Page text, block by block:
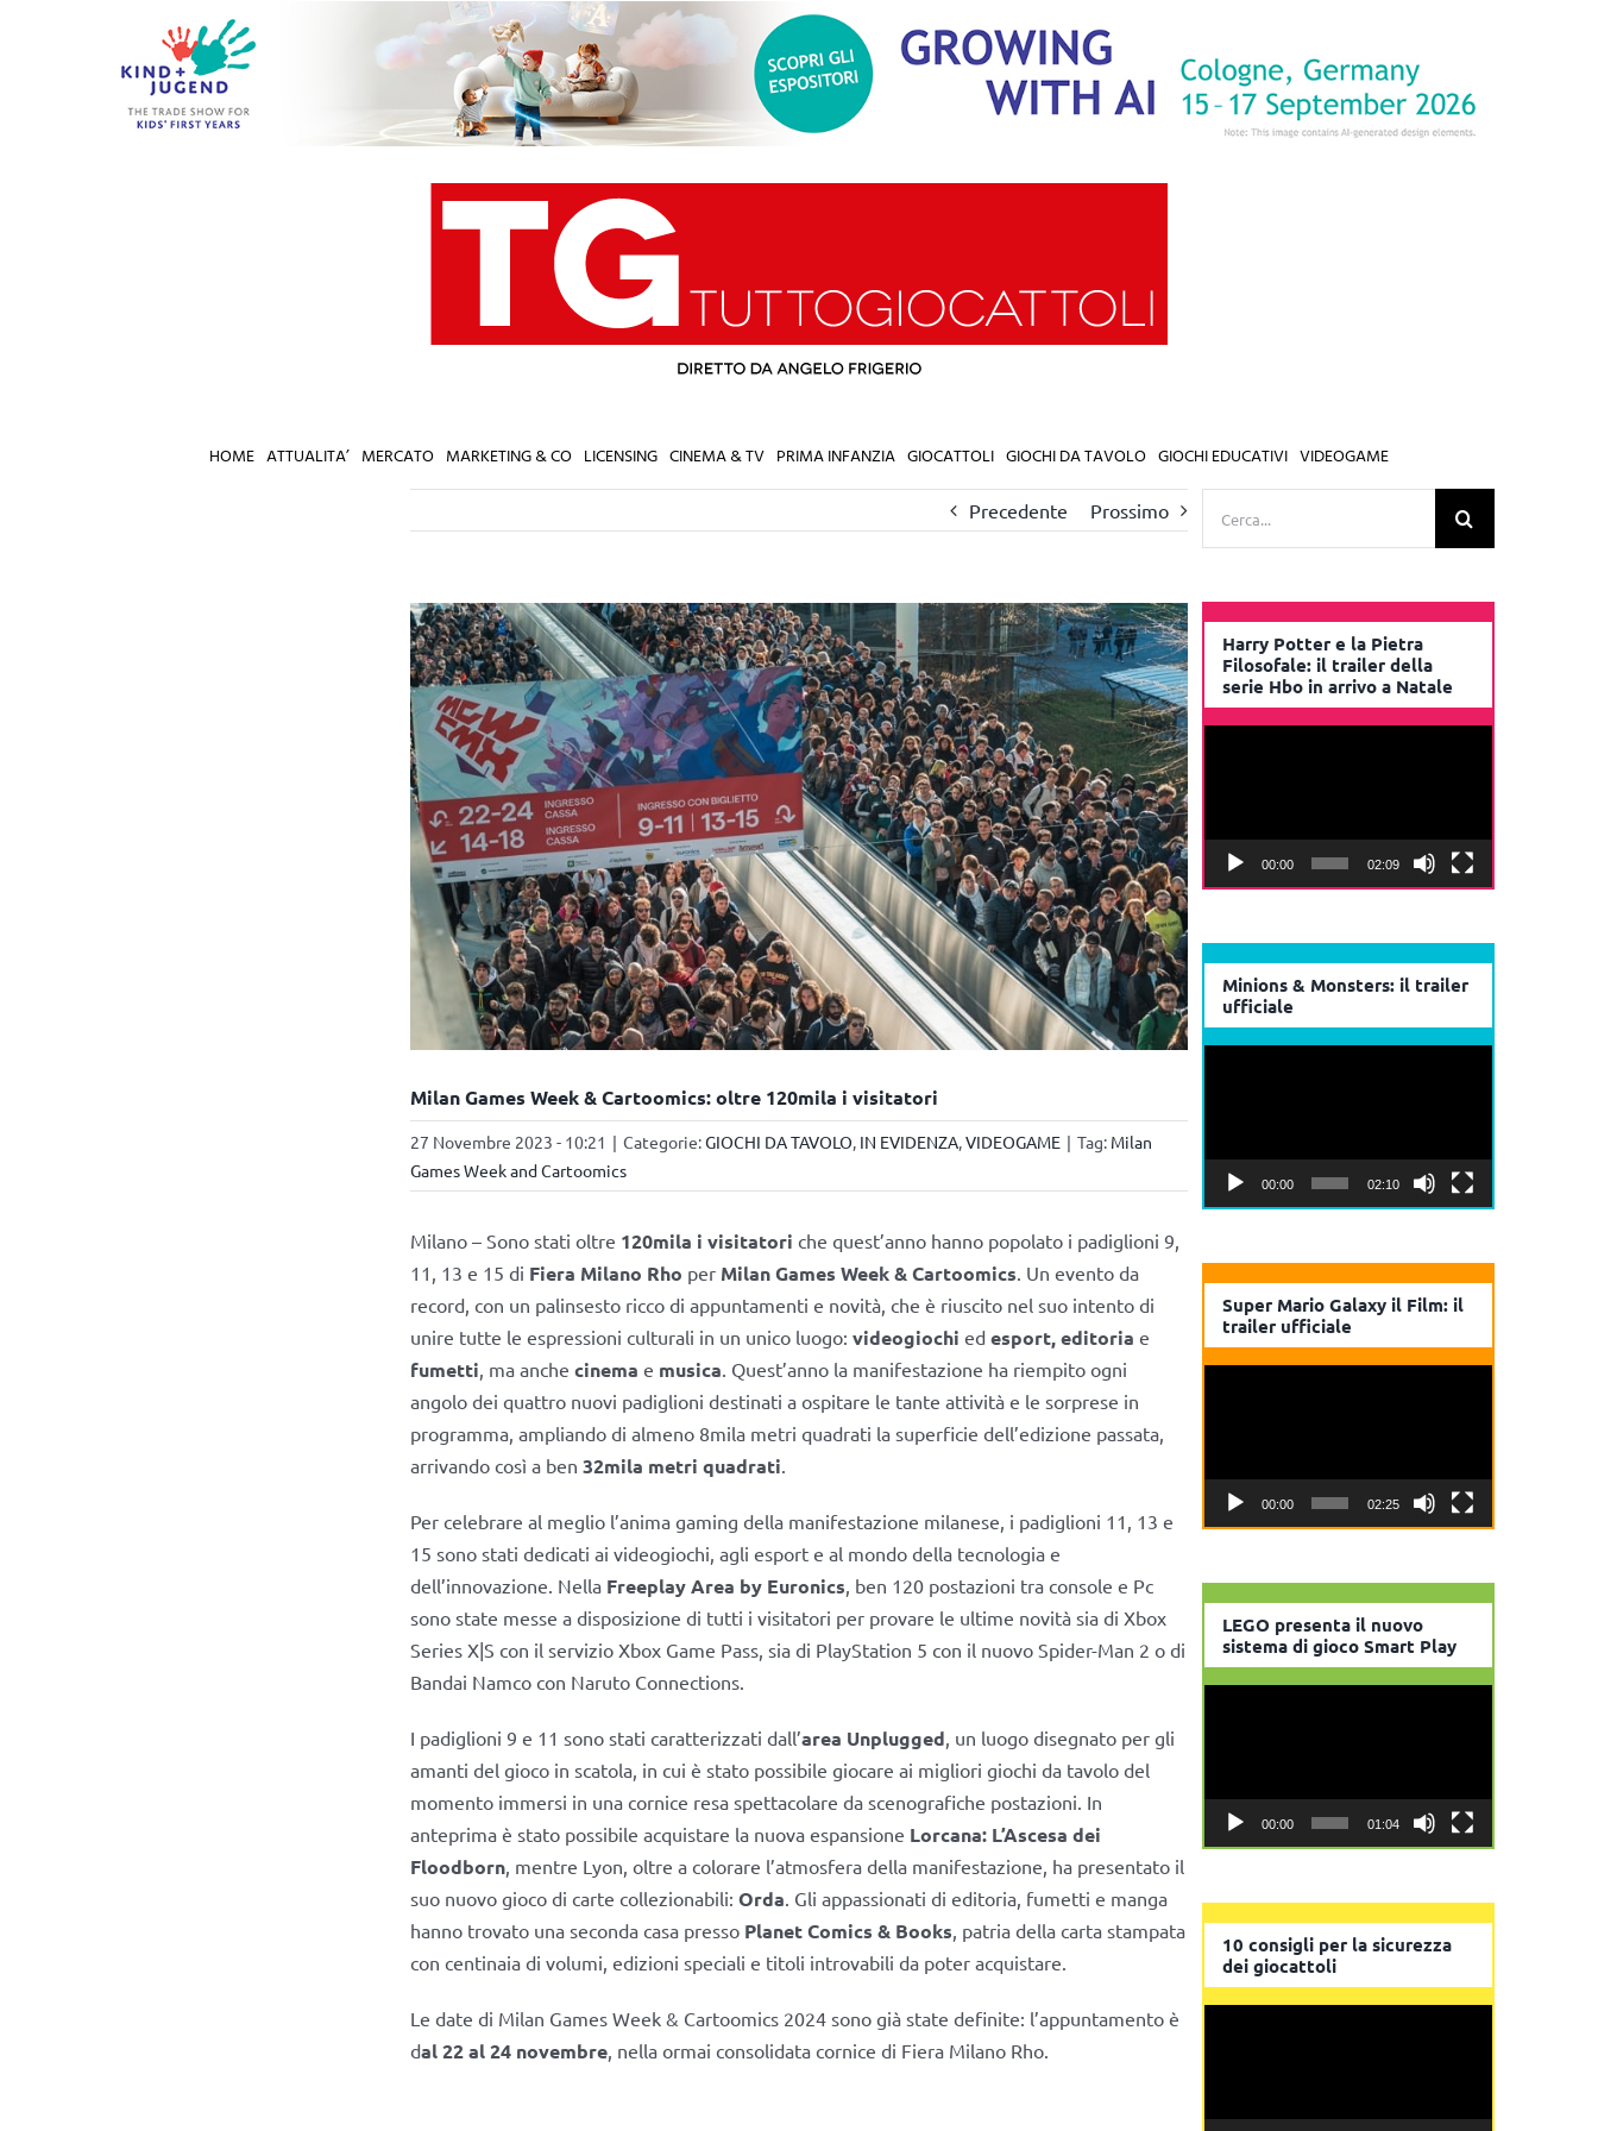
HOME ATTUALITA’ MERCATO MARKETING & CO LICENSING CINEMA & TV PRIMA INFANZIA GIOCATTOLI GIOCHI DA TAVOLO GIOCHI EDUCATIVI VIDEOGAME
Precedente Prossimo
Milan Games Week & Cartoomics: oltre 120mila i visitatori
27 Novembre 2023 - 10:21 | Categorie:GIOCHI DA TAVOLO, IN EVIDENZA,VIDEOGAME | Tag: Milan
Games Week and Cartoomics
Milano – Sono stati oltre 120mila i visitatori che quest’anno hanno popolato i padiglioni 9,
11, 13 e 15 di Fiera Milano Rho perMilan Games Week & Cartoomics . Un evento da
record, con un palinsesto ricco di appuntamenti e novità, che è riuscito nel suo intento di
unire tutte le espressioni culturali in un unico luogo: videogiochi ed esport, editoria e
fumetti , ma anche cinema e musica . Quest’anno la manifestazione ha riempito ogni
angolo dei quattro nuovi padiglioni destinati a ospitare le tante attività e le sorprese in
programma, ampliando di almeno 8mila metri quadrati la superficie dell’edizione passata,
arrivando così a ben 32mila metri quadrati
Per celebrare al meglio l’anima gaming della manifestazione milanese, i padiglioni 11, 13 e
15 sono stati dedicati ai videogiochi, agli esport e al mondo della tecnologia e
dell’innovazione. Nella Freeplay Area by Euronics , ben 120 postazioni tra console e Pc
sono state messe a disposizione di tutti i visitatori per provare le ultime novità sia di Xbox
Series X|S con il servizio Xbox Game Pass, sia di PlayStation 5 con il nuovo Spider-Man 2 o di
Bandai Namco con Naruto Connections.
I padiglioni 9 e 11 sono stati caratterizzati dall’area Unplugged , un luogo disegnato per gli
amanti del gioco in scatola, in cui è stato possibile giocare ai migliori giochi da tavolo del
momento immersi in una cornice resa spettacolare da scenografiche postazioni. In
anteprima è stato possibile acquistare la nuova espansione Lorcana: L’Ascesa dei
Floodborn, mentre Lyon, oltre a colorare l’atmosfera della manifestazione, ha presentato il
suo nuovo gioco di carte collezionabili: Orda . Gli appassionati di editoria, fumetti e manga
hanno trovato una seconda casa presso Planet Comics & Books , patria della carta stampata
con centinaia di volumi, edizioni speciali e titoli introvabili da poter acquistare.
Le date di Milan Games Week & Cartoomics 2024 sono già state definite: l’appuntamento è
dal 22 al 24 novembre, nella ormai consolidata cornice di Fiera Milano Rho.
Harry Potter e la Pietra
Filosofale: il trailer della
serie Hbo in arrivo a Natale
00:00 02:09
Minions & Monsters: il trailer
ufficiale
00:00 02:10
Super Mario Galaxy il Film: il
trailer ufficiale
00:00 02:25
LEGO presenta il nuovo
sistema di gioco Smart Play
00:00 01:04
10 consigli per la sicurezza
dei giocattoli